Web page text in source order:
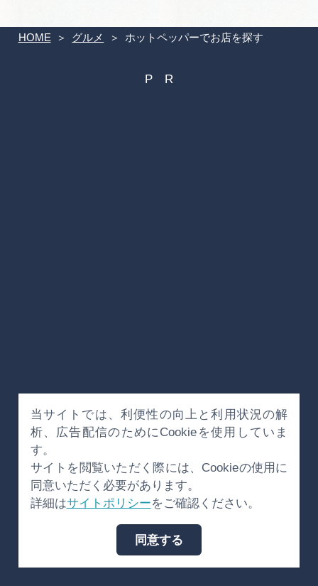
HOME グルメ ホットペッパーでお店を探す
当サイトでは、利便性の向上と利用状況の解
析、広告配信のためにCookieを使用していま
す。
サイトを閲覧いただく際には、Cookieの使用に
同意いただく必要があります。
詳細はサイトポリシーをご確認ください。
同意する